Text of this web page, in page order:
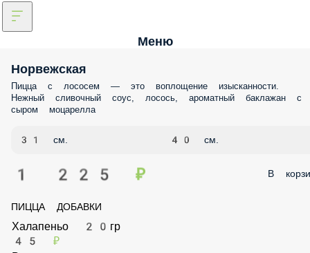
Меню
Норвежская
Пицца с лососем — это воплощение изысканности.
Нежный сливочный соус, лосось, ароматный баклажан с
сыром моцарелла
31 см. 40 см.
1 225 ₽ В
ПИЦЦА ДОБАВКИ
Халапеньо 20гр
45 ₽